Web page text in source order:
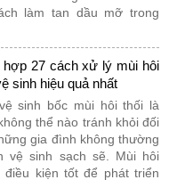
làm tan dầu mỡ trong
hợp 27 cách xử lý mùi hôi
sinh hiệu quả nhất
sinh bốc mùi hôi thối là
thể nào tránh khỏi đối
gia đình không thường
vệ sinh sạch sẽ. Mùi hôi
kiện tốt để phát triển